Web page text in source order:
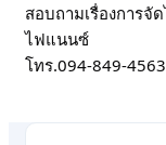
สอบถามเรื่องการ
ไฟแนนซ์
โทร.094-849-